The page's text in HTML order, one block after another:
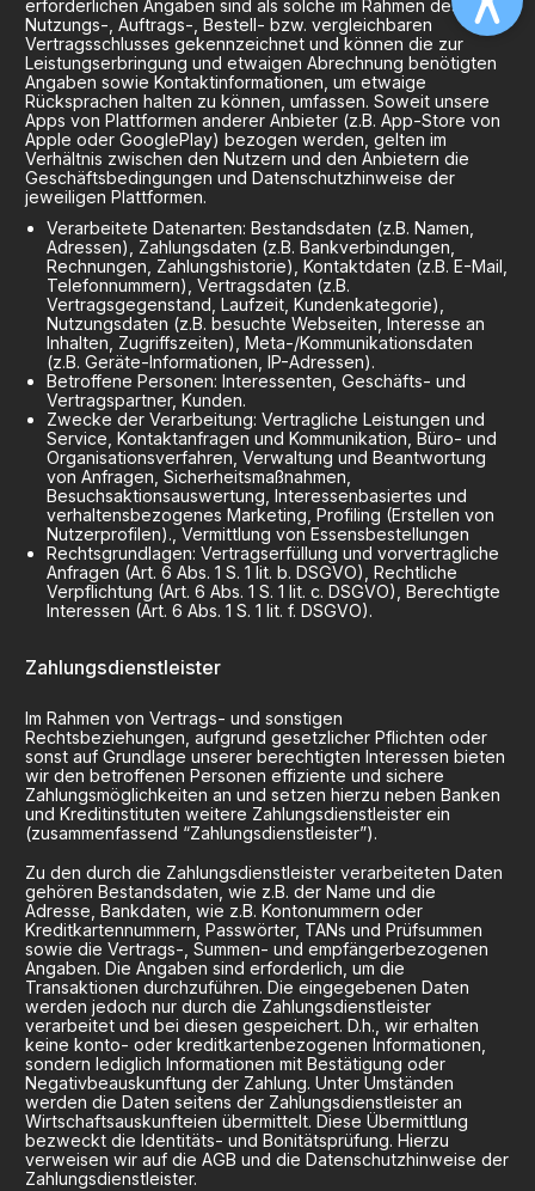
erforderlichen Angaben sind als solche im Rahmen des
Nutzungs-, Auftrags-, Bestell- bzw. vergleichbaren
Vertragsschlusses gekennzeichnet und können die zur
Leistungserbringung und etwaigen Abrechnung benötigten
Angaben sowie Kontaktinformationen, um etwaige
Rücksprachen halten zu können, umfassen. Soweit unsere
Apps von Plattformen anderer Anbieter (z.B. App-Store von
Apple oder GooglePlay) bezogen werden, gelten im
Verhältnis zwischen den Nutzern und den Anbietern die
Geschäftsbedingungen und Datenschutzhinweise der
jeweiligen Plattformen.
Verarbeitete Datenarten: Bestandsdaten (z.B. Namen,
Adressen), Zahlungsdaten (z.B. Bankverbindungen,
Rechnungen, Zahlungshistorie), Kontaktdaten (z.B. E-Mail,
Telefonnummern), Vertragsdaten (z.B.
Vertragsgegenstand, Laufzeit, Kundenkategorie),
Nutzungsdaten (z.B. besuchte Webseiten, Interesse an
Inhalten, Zugriffszeiten), Meta-/Kommunikationsdaten
(z.B. Geräte-Informationen, IP-Adressen).
Betroffene Personen: Interessenten, Geschäfts- und
Vertragspartner, Kunden.
Zwecke der Verarbeitung: Vertragliche Leistungen und
Service, Kontaktanfragen und Kommunikation, Büro- und
Organisationsverfahren, Verwaltung und Beantwortung
von Anfragen, Sicherheitsmaßnahmen,
Besuchsaktionsauswertung, Interessenbasiertes und
verhaltensbezogenes Marketing, Profiling (Erstellen von
Nutzerprofilen)., Vermittlung von Essensbestellungen
Rechtsgrundlagen: Vertragserfüllung und vorvertragliche
Anfragen (Art. 6 Abs. 1 S. 1 lit. b. DSGVO), Rechtliche
Verpflichtung (Art. 6 Abs. 1 S. 1 lit. c. DSGVO), Berechtigte
Interessen (Art. 6 Abs. 1 S. 1 lit. f. DSGVO).
Zahlungsdienstleister
Im Rahmen von Vertrags- und sonstigen
Rechtsbeziehungen, aufgrund gesetzlicher Pflichten oder
sonst auf Grundlage unserer berechtigten Interessen bieten
wir den betroffenen Personen effiziente und sichere
Zahlungsmöglichkeiten an und setzen hierzu neben Banken
und Kreditinstituten weitere Zahlungsdienstleister ein
(zusammenfassend “Zahlungsdienstleister”).
Zu den durch die Zahlungsdienstleister verarbeiteten Daten
gehören Bestandsdaten, wie z.B. der Name und die
Adresse, Bankdaten, wie z.B. Kontonummern oder
Kreditkartennummern, Passwörter, TANs und Prüfsummen
sowie die Vertrags-, Summen- und empfängerbezogenen
Angaben. Die Angaben sind erforderlich, um die
Transaktionen durchzuführen. Die eingegebenen Daten
werden jedoch nur durch die Zahlungsdienstleister
verarbeitet und bei diesen gespeichert. D.h., wir erhalten
keine konto- oder kreditkartenbezogenen Informationen,
sondern lediglich Informationen mit Bestätigung oder
Negativbeauskunftung der Zahlung. Unter Umständen
werden die Daten seitens der Zahlungsdienstleister an
Wirtschaftsauskunfteien übermittelt. Diese Übermittlung
bezweckt die Identitäts- und Bonitätsprüfung. Hierzu
verweisen wir auf die AGB und die Datenschutzhinweise der
Zahlungsdienstleister.